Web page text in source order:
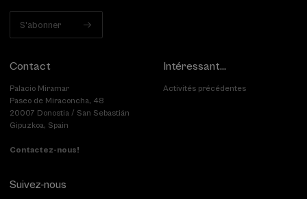
S'abonner
Contact
Palacio Miramar
Paseo de Miraconcha, 48
20007 Donostia / San Sebastián
Gipuzkoa, Spain
Contactez-nous!
Intéressant...
Activités précédentes
Suivez-nous